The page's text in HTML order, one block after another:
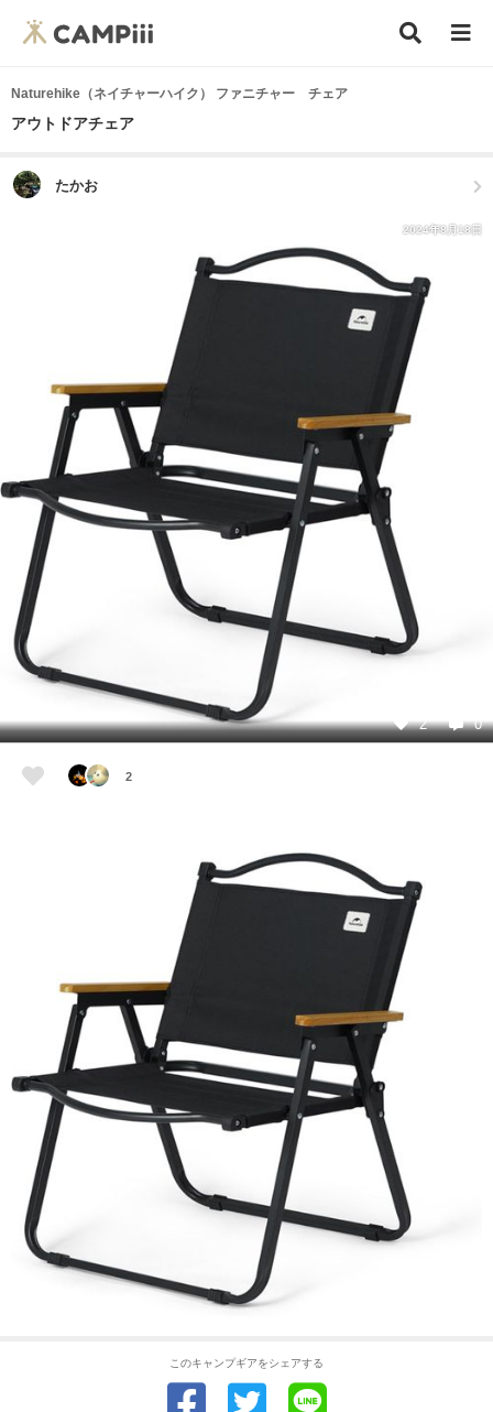
Naturehike（ネイチャーハイク） ファニチャー チェア
アウトドアチェア
たかお
2024年8月18日
2 0
2
このキャンプギアをシェアする